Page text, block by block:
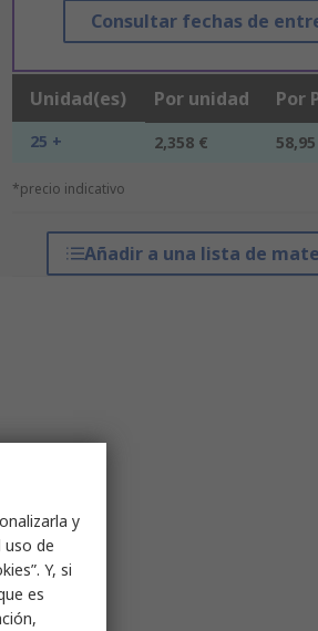
Consultar fechas de
Unidad(es) Por unidad Por
25 + 2,358 €
*precio indicativo
Añadir a una lista de
y
uso de
Y, si
es